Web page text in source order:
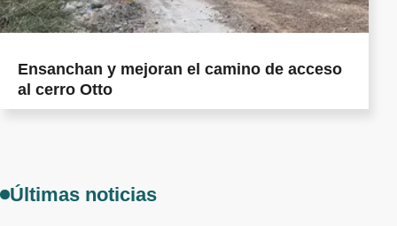
Ensanchan y mejoran el camino de acceso
al cerro Otto
Últimas noticias